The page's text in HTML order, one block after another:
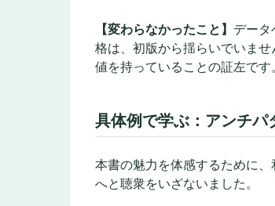
【変わらなかったこと】 データ
格は、初版から揺らいでいま
値を持っていることの証左です
具体例で学ぶ：アンチパ
本書の魅力を体感するために
へと聴衆をいざないました。